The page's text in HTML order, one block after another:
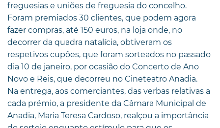
freguesias e uniões de freguesia do concelho.
Foram premiados 30 clientes, que podem agora
fazer compras, até 150 euros, na loja onde, no
decorrer da quadra natalícia, obtiveram os
respetivos cupões, que foram sorteados no passado
dia 10 de janeiro, por ocasião do Concerto de Ano
Novo e Reis, que decorreu no Cineteatro Anadia.
Na entrega, aos comerciantes, das verbas relativas a
cada prémio, a presidente da Câmara Municipal de
Anadia, Maria Teresa Cardoso, realçou a importância